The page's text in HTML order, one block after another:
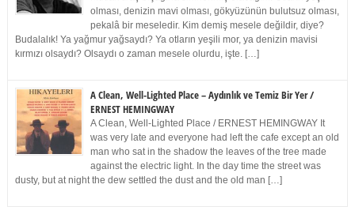
olması, denizin mavi olması, gökyüzünün bulutsuz olması,
pekalâ bir meseledir. Kim demiş mesele değildir, diye?
Budalalık! Ya yağmur yağsaydı? Ya otların yeşili mor, ya denizin mavisi
kırmızı olsaydı? Olsaydı o zaman mesele olurdu, işte. […]
A Clean, Well-Lighted Place – Aydınlık ve Temiz Bir Yer /
ERNEST HEMINGWAY
A Clean, Well-Lighted Place / ERNEST HEMINGWAY It
was very late and everyone had left the cafe except an old
man who sat in the shadow the leaves of the tree made
against the electric light. In the day time the street was
dusty, but at night the dew settled the dust and the old man […]